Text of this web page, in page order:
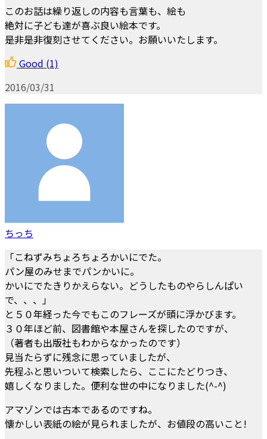
このお話は繰り返しの内容も言葉も、絵も
絶対に子ども達が喜ぶ良い絵本です。
是非是非復刻させてください。お願いいたします。
Good (1)
2016/03/31
ちっち
「こねずみちょろちょろかいにでた。
パン屋のみせまでパンかいに。
かいにでたきりかえらない。どうしたものやらしんぱい
で、、、」
と５０年経った今でもこのフレーズが頭に浮かびます。
３０年ほど前、図書館や本屋さんを探したのですが、
（著者も出版社もわからなかったのです）
見当たらずに残念に思っていましたが、
先程ふと思いついて検索したら、ここにたどりつき、
嬉しくなりました。便利な世の中になりました(^-^)
アマゾンでは古本であるのですね。
懐かしい表紙の絵が見られましたが、お値段の高いこと!